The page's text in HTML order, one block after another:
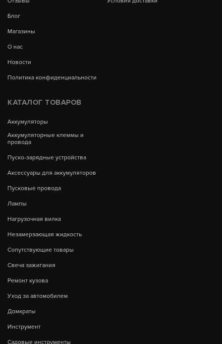
Блог
Магазины
О нас
Новости
Политика конфиденциальности
КАТАЛОГ ТОВАРОВ
Аккумуляторы
Аккумуляторные клеммы и
провода
Пуско-зарядные устройства
Аксессуары для аккумуляторов
Пусковые провода
Лампы
Нагрузочная вилка
Незамерзающая жидкость
Сопутствующие товары
Свеча зажигания
Ремонт кузова
Уход за автомобилем
Домкраты
Инструмент
Садовые инструменты